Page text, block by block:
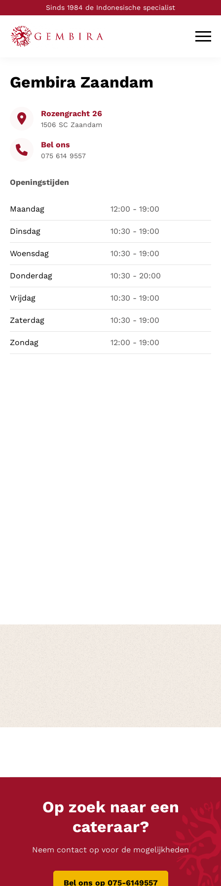
Sinds 1984 de Indonesische specialist
Logo Toko Gembira
Gembira Zaandam
Rozengracht 26
1506 SC Zaandam
Bel ons
075 614 9557
Openingstijden
Maandag 12:00 - 19:00
Dinsdag 10:30 - 19:00
Woensdag 10:30 - 19:00
Donderdag 10:30 - 20:00
Vrijdag 10:30 - 19:00
Zaterdag 10:30 - 19:00
Zondag 12:00 - 19:00
Op zoek naar een
cateraar?
Neem contact op voor de mogelijkheden
Bel ons op 075-6149557